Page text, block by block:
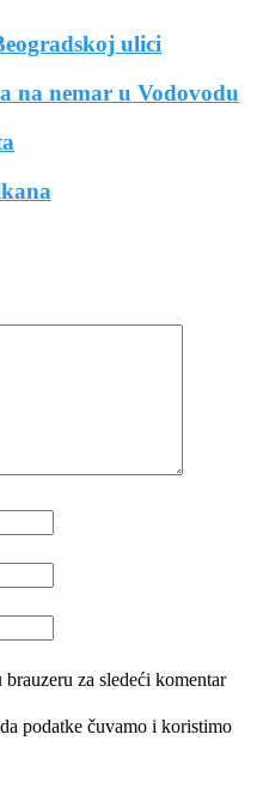
ulici
na nemar u Vodovodu
za sledeći komentar
podatke čuvamo i koristimo